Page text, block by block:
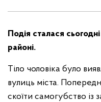
Подія сталася
районі.
Тіло чоловіка було
вулиць міста.
скоїти самогубство із